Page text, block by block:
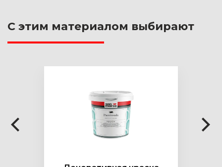
С этим материалом выбирают